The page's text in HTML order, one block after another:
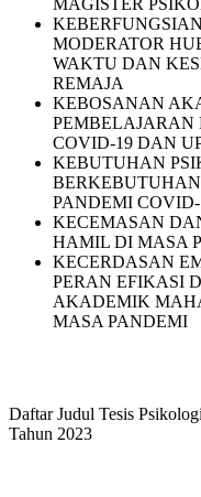
MODERATOR
WAKTU DAN
REMAJA
KEBOSANAN
PEMBELAJARAN
COVID-19 DAN
KEBUTUHAN
PANDEMI
KECEMASAN
HAMIL DI MASA
KECERDASAN
PERAN EFIKASI
AKADEMIK
MASA PANDEMI
Daftar Judul Tesis
Tahun 2023